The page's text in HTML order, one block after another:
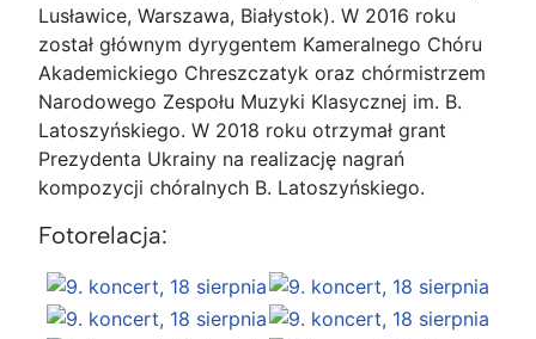
Lusławice, Warszawa, Białystok). W 2016 roku
został głównym dyrygentem Kameralnego Chóru
Akademickiego Chreszczatyk oraz chórmistrzem
Narodowego Zespołu Muzyki Klasycznej im. B.
Latoszyńskiego. W 2018 roku otrzymał grant
Prezydenta Ukrainy na realizację nagrań
kompozycji chóralnych B. Latoszyńskiego.
Fotorelacja: